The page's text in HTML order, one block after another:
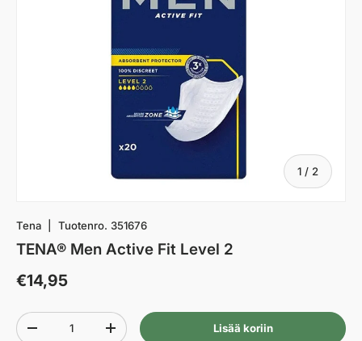
1 / af
2
Tena Tuotenro. 351676
TENA® Men Active Fit Level 2
€14,95
Määrä
-
+ Lisää koriin